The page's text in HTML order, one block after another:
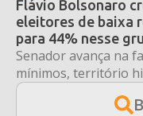
Flávio Bolsonaro
eleitores de baixa
para 44% nesse
Senador avança na
mínimos, território